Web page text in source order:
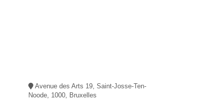
Avenue des Arts 19, Saint-Josse-Ten-
Noode, 1000, Bruxelles